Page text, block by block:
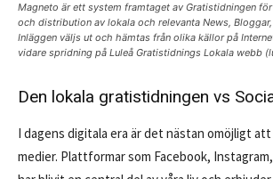
Magneto är ett system framtaget av Gratistidningen
och distribution av lokala och relevanta News,
Inläggen väljs ut och hämtas från olika källor på
vidare spridning på Luleå Gratistidnings Lokala webb
Den lokala gratistidningen vs
I dagens digitala era är det nästan omöjligt att
medier. Plattformar som Facebook,